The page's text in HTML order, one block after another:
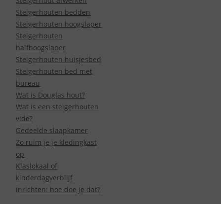
Steigerhouten bedden
Steigerhouten hoogslaper
Steigerhouten
halfhoogslaper
Steigerhouten huisjesbed
Steigerhouten bed met
bureau
Wat is Douglas hout?
Wat is een steigerhouten
vide?
Gedeelde slaapkamer
Zo ruim je je kledingkast
op
Klaslokaal of
kinderdagverblijf
inrichten: hoe doe je dat?